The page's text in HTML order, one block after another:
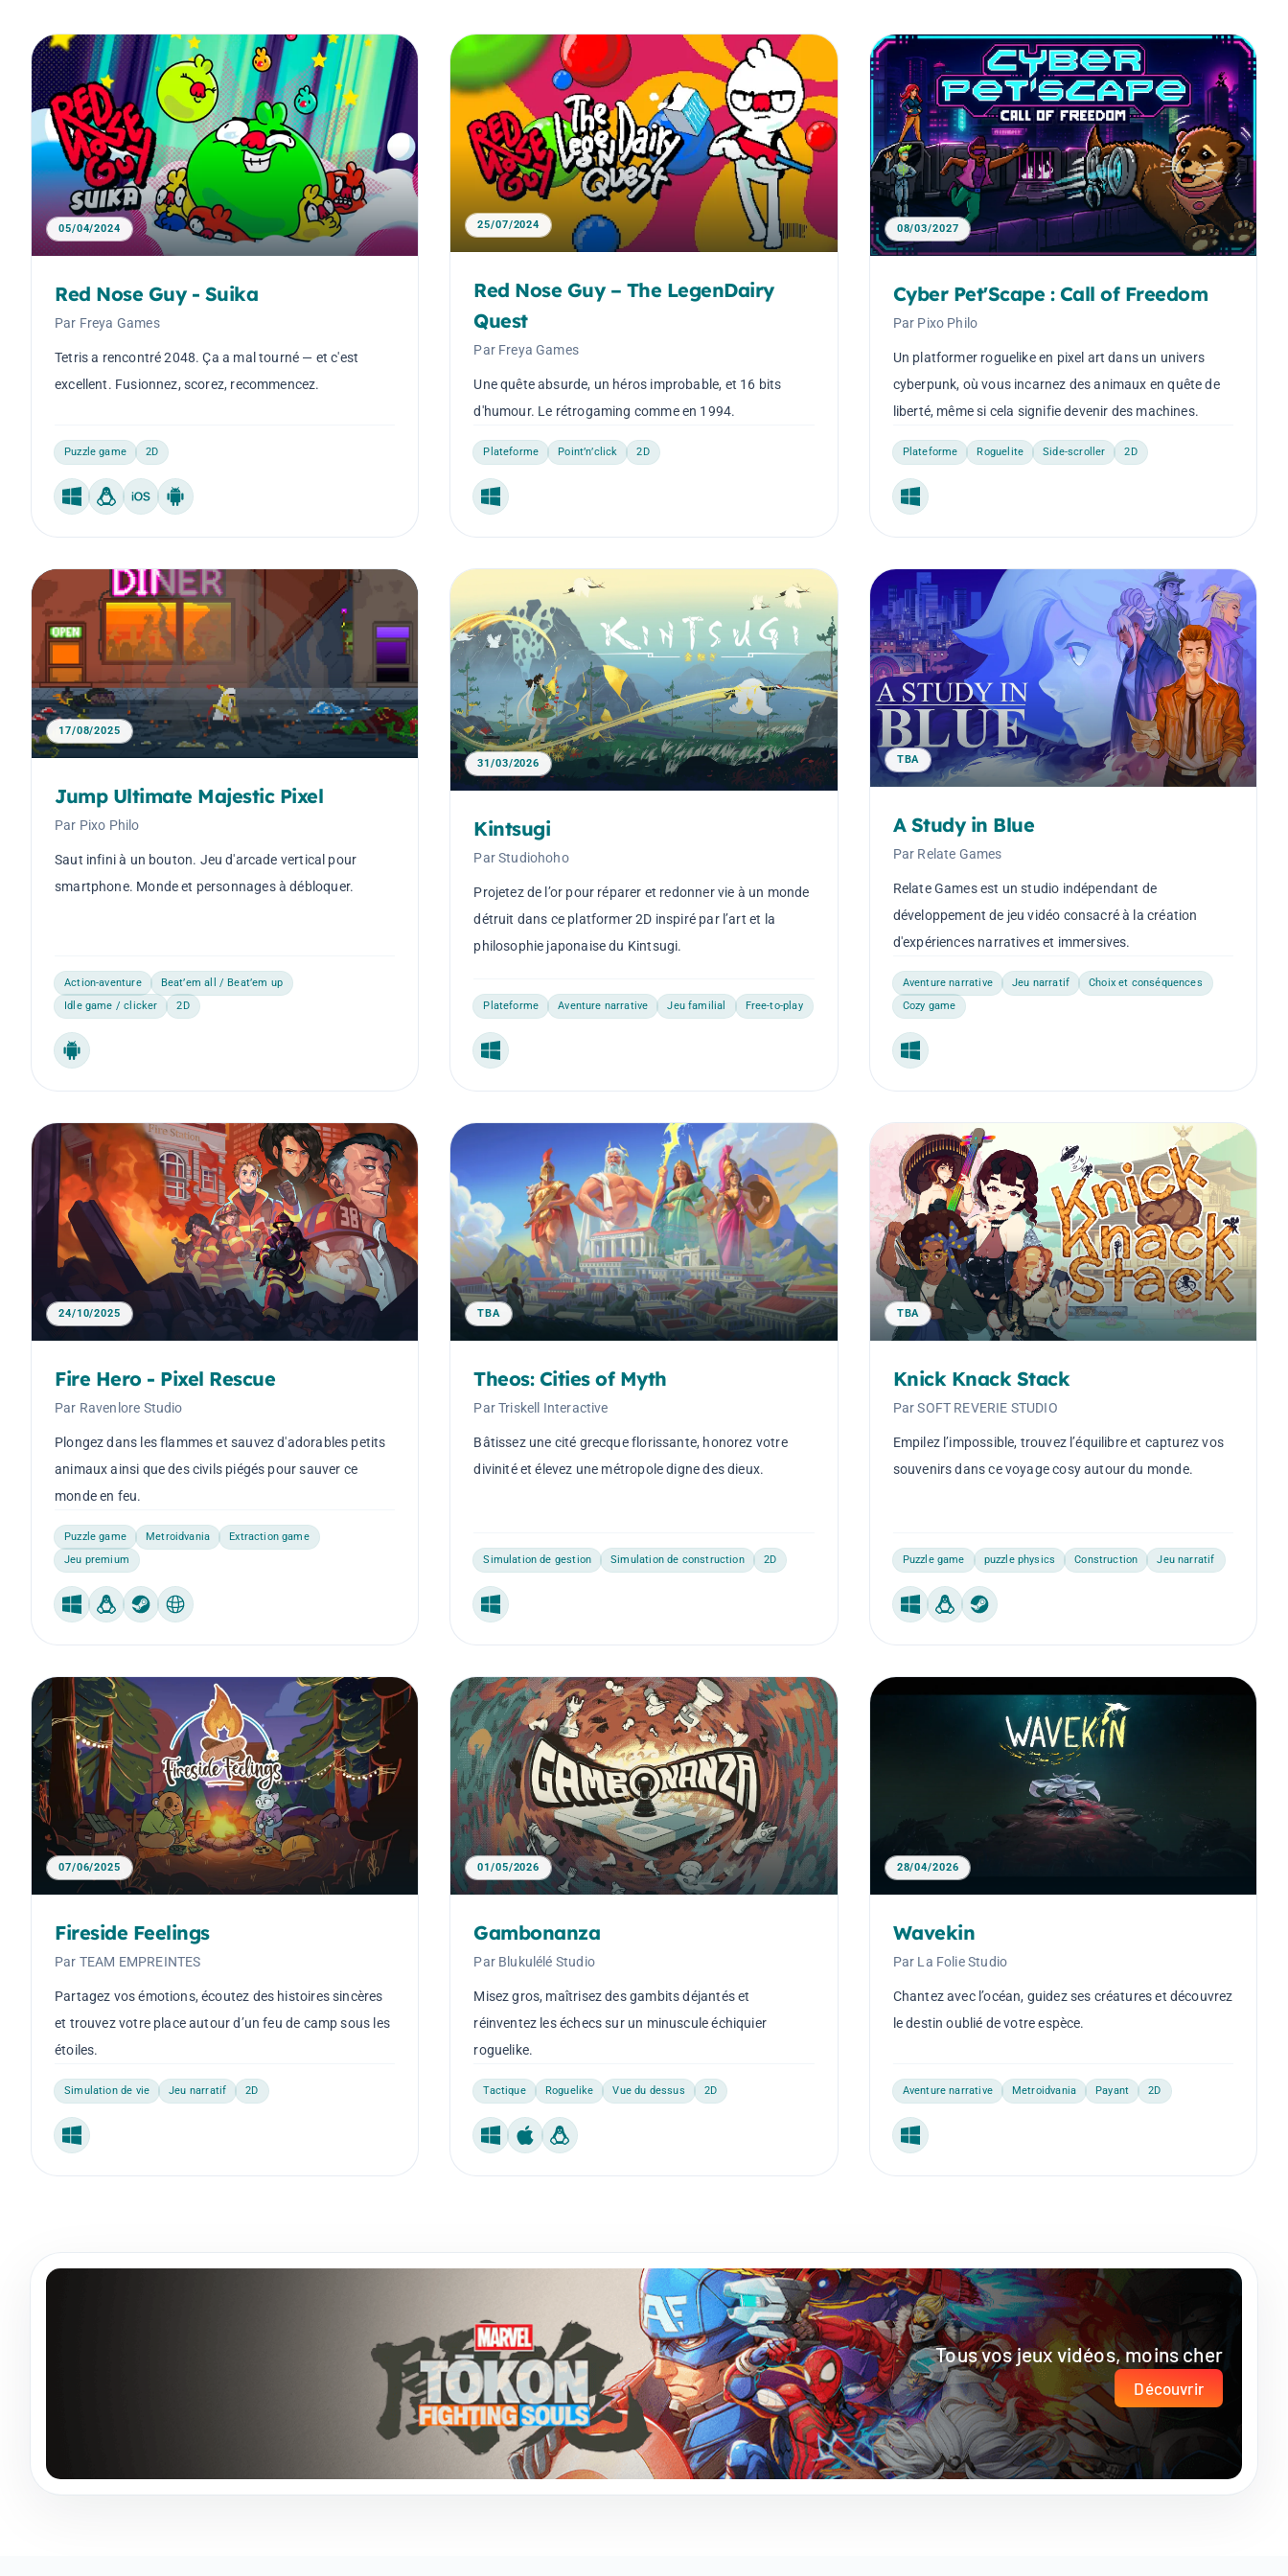
05/04/2024
Red Nose Guy - Suika
Par Freya Games
Tetris a rencontré 2048. Ça a mal tourné — et c'est
excellent. Fusionnez, scorez, recommencez.
Puzzle game 2D
Windows
LinuxiOS Android
25/07/2024
Red Nose Guy – The LegenDairy
Quest
Par Freya Games
Une quête absurde, un héros improbable, et 16 bits
d'humour. Le rétrogaming comme en 1994.
Plateforme Point’n’click 2D
Windows
08/03/2027
Cyber Pet'Scape : Call of Freedom
Par Pixo Philo
Un platformer roguelike en pixel art dans un univers
cyberpunk, où vous incarnez des animaux en quête de
liberté, même si cela signifie devenir des machines.
Plateforme Roguelite Side-scroller 2D
Windows
17/08/2025
Jump Ultimate Majestic Pixel
Par Pixo Philo
Saut infini à un bouton. Jeu d'arcade vertical pour
smartphone. Monde et personnages à débloquer.
Action-aventure
Beat’em all / Beat’em up
Idle game / clicker
2D
Android
31/03/2026
Kintsugi
Par Studiohoho
Projetez de l’or pour réparer et redonner vie à un monde
détruit dans ce platformer 2D inspiré par l’art et la
philosophie japonaise du Kintsugi.
Plateforme Aventure narrative Jeu familial Free-to-play
Windows
TBA
A Study in Blue
Par Relate Games
Relate Games est un studio indépendant de
développement de jeu vidéo consacré à la création
d'expériences narratives et immersives.
Aventure narrative Jeu narratif
Choix et conséquences
Cozy game
Windows
24/10/2025
Fire Hero - Pixel Rescue
Par Ravenlore Studio
Plongez dans les flammes et sauvez d'adorables petits
animaux ainsi que des civils piégés pour sauver ce
monde en feu.
Puzzle game Metroidvania
Extraction game
Jeu premium
Windows
LinuxSteam Machine
Web
TBA
Theos: Cities of Myth
Par Triskell Interactive
Bâtissez une cité grecque florissante, honorez votre
divinité et élevez une métropole digne des dieux.
Simulation de gestion Simulation de construction 2D
Windows
TBA
Knick Knack Stack
Par SOFT REVERIE STUDIO
Empilez l’impossible, trouvez l’équilibre et capturez vos
souvenirs dans ce voyage cosy autour du monde.
Puzzle game puzzle physics Construction Jeu narratif
Windows
LinuxSteam Machine
07/06/2025
Fireside Feelings
Par TEAM EMPREINTES
Partagez vos émotions, écoutez des histoires sincères
et trouvez votre place autour d’un feu de camp sous les
étoiles.
Simulation de vie Jeu narratif 2D
Windows
01/05/2026
Gambonanza
Par Blukulélé Studio
Misez gros, maîtrisez des gambits déjantés et
réinventez les échecs sur un minuscule échiquier
roguelike.
Tactique Roguelike Vue du dessus 2D
Windows
MacLinux
28/04/2026
Wavekin
Par La Folie Studio
Chantez avec l’océan, guidez ses créatures et découvrez
le destin oublié de votre espèce.
Aventure narrative Metroidvania Payant 2D
Windows
Tous vos jeux vidéos, moins cher
Découvrir